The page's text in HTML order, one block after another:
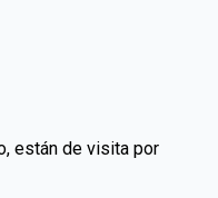
están de visita por